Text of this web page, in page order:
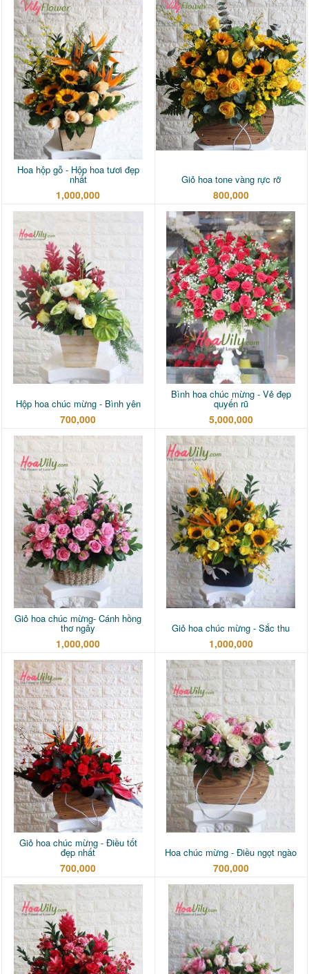
Hoa hộp gỗ - Hộp hoa tươi đẹp
nhất
1,000,000
Giỏ hoa tone vàng rực rỡ
800,000
Hộp hoa chúc mừng - Bình yên
700,000
Bình hoa chúc mừng - Vẻ đẹp
quyến rũ
5,000,000
Giỏ hoa chúc mừng- Cánh hồng
thơ ngây
1,000,000
Giỏ hoa chúc mừng - Sắc thu
1,000,000
Giỏ hoa chúc mừng - Điều tốt
đẹp nhất
700,000
Hoa chúc mừng - Điều ngọt ngào
700,000